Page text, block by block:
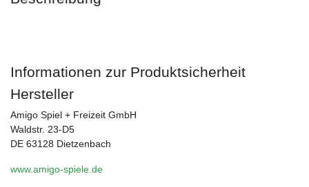
Informationen zur Produktsicherheit
Hersteller
Amigo Spiel + Freizeit GmbH
Waldstr. 23-D5
DE 63128 Dietzenbach
www.amigo-spiele.de